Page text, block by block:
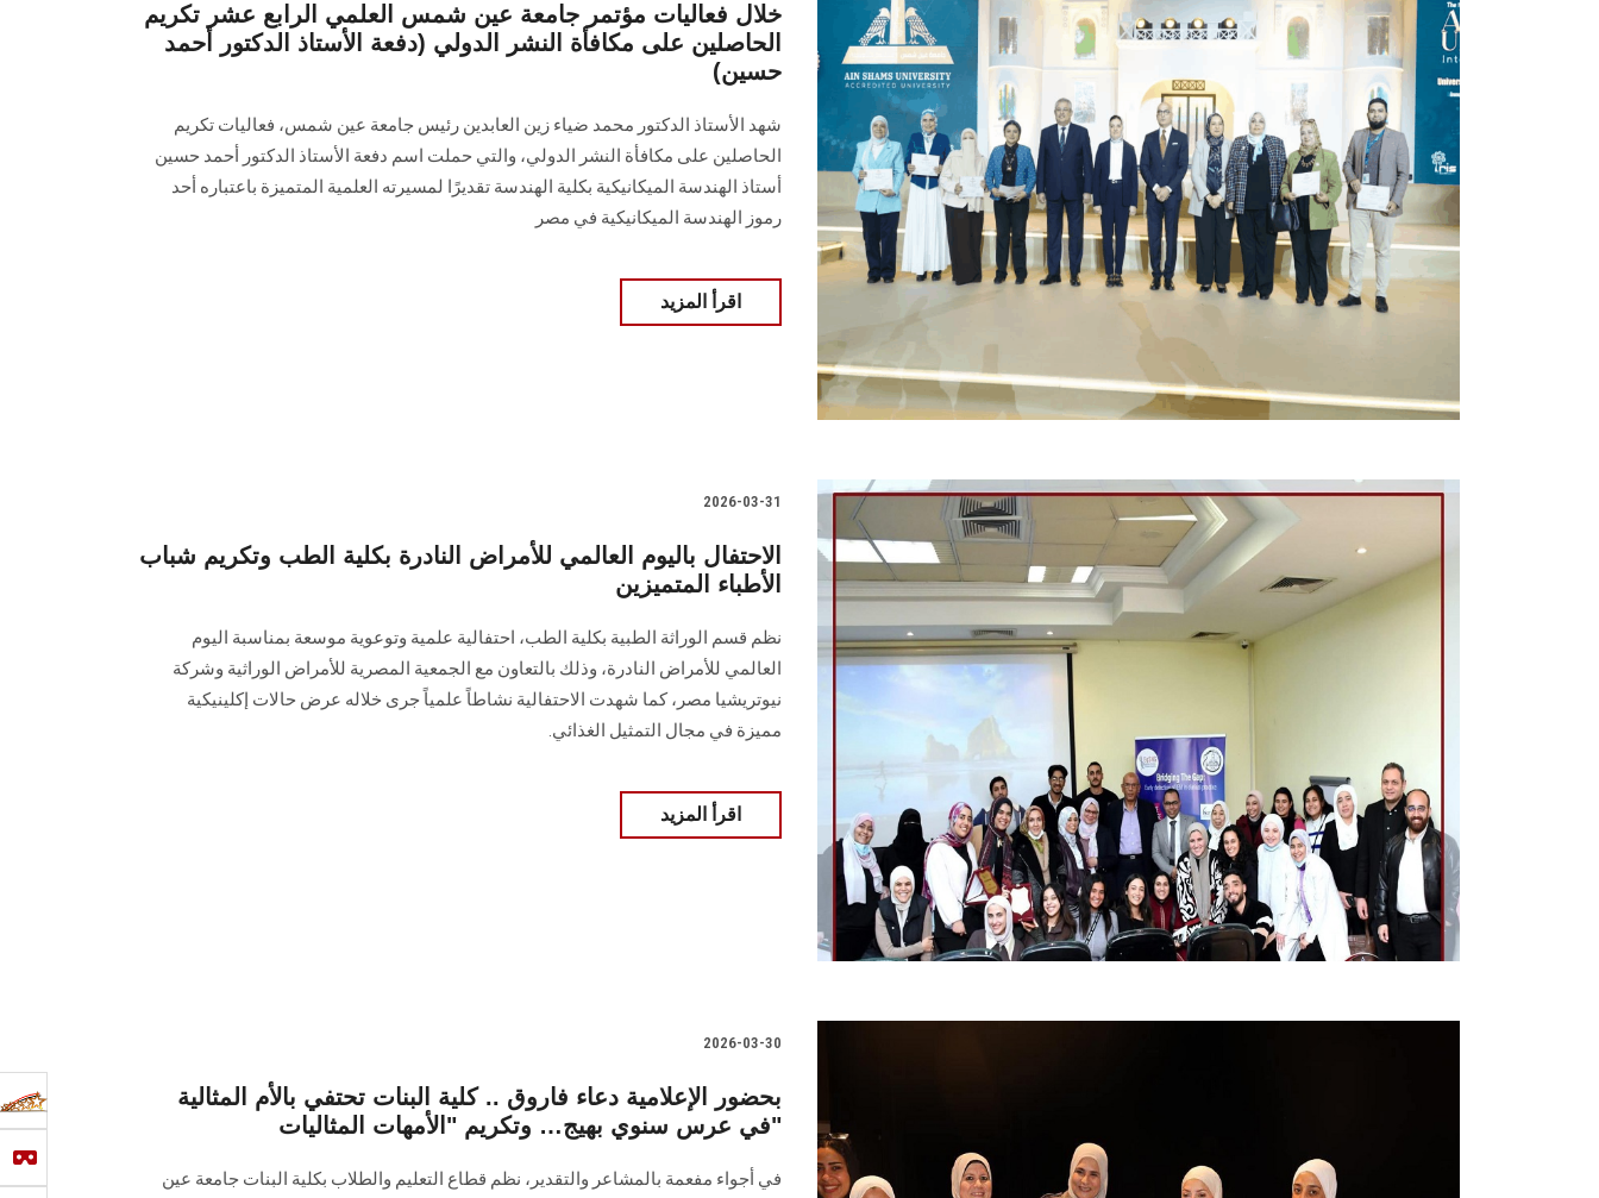
خلال فعاليات مؤتمر جامعة عين شمس العلمي الرابع عشر تكريم
الحاصلين على مكافأة النشر الدولي (دفعة الأستاذ الدكتور أحمد
حسين)
شهد الأستاذ الدكتور محمد ضياء زين العابدين رئيس جامعة عين شمس، فعاليات تكريم
الحاصلين على مكافأة النشر الدولي، والتي حملت اسم دفعة الأستاذ الدكتور أحمد حسين
أستاذ الهندسة الميكانيكية بكلية الهندسة تقديرًا لمسيرته العلمية المتميزة باعتباره أحد
رموز الهندسة الميكانيكية في مصر
اقرأ المزيد
2026-03-31
الاحتفال باليوم العالمي للأمراض النادرة بكلية الطب وتكريم شباب
الأطباء المتميزين
نظم قسم الوراثة الطبية بكلية الطب، احتفالية علمية وتوعوية موسعة بمناسبة اليوم
العالمي للأمراض النادرة، وذلك بالتعاون مع الجمعية المصرية للأمراض الوراثية وشركة
نيوتريشيا مصر، كما شهدت الاحتفالية نشاطاً علمياً جرى خلاله عرض حالات إكلينيكية
مميزة في مجال التمثيل الغذائي.
اقرأ المزيد
2026-03-30
بحضور الإعلامية دعاء فاروق .. كلية البنات تحتفي بالأم المثالية
في عرس سنوي بهيج… وتكريم "الأمهات المثاليات"
في أجواء مفعمة بالمشاعر والتقدير، نظم قطاع التعليم والطلاب بكلية البنات جامعة عين